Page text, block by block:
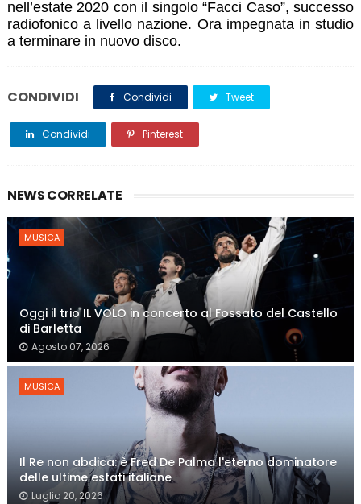
nell’estate 2020 con il singolo “Facci Caso”, successo
radiofonico a livello nazione. Ora impegnata in studio
a terminare in nuovo disco.
CONDIVIDI Condividi Tweet
Condividi Pinterest
NEWS CORRELATE
MUSICA
Oggi il trio IL VOLO in concerto al Fossato del Castello
di Barletta
Agosto 07, 2026
MUSICA
Il Re non abdica: è Fred De Palma l'eterno dominatore
delle ultime estati italiane
Luglio 20, 2026